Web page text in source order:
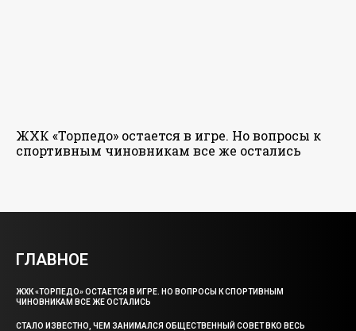
ЖХК «Торпедо» остается в игре. Но вопросы к
спортивным чиновникам все же остались
ГЛАВНОЕ
ЖХК «ТОРПЕДО» ОСТАЕТСЯ В ИГРЕ. НО ВОПРОСЫ К СПОРТИВНЫМ
ЧИНОВНИКАМ ВСЕ ЖЕ ОСТАЛИСЬ
СТАЛО ИЗВЕСТНО, ЧЕМ ЗАНИМАЛСЯ ОБЩЕСТВЕННЫЙ СОВЕТ ВКО ВЕСЬ